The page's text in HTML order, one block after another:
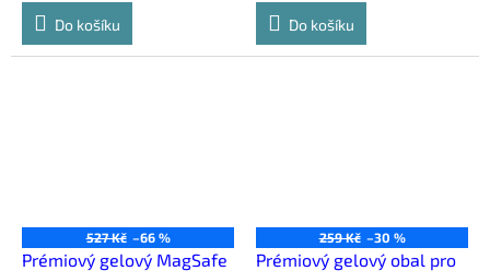
Do košíku
Do košíku
527 Kč –66 %
Prémiový gelový MagSafe
259 Kč –30 %
Prémiový gelový obal pro